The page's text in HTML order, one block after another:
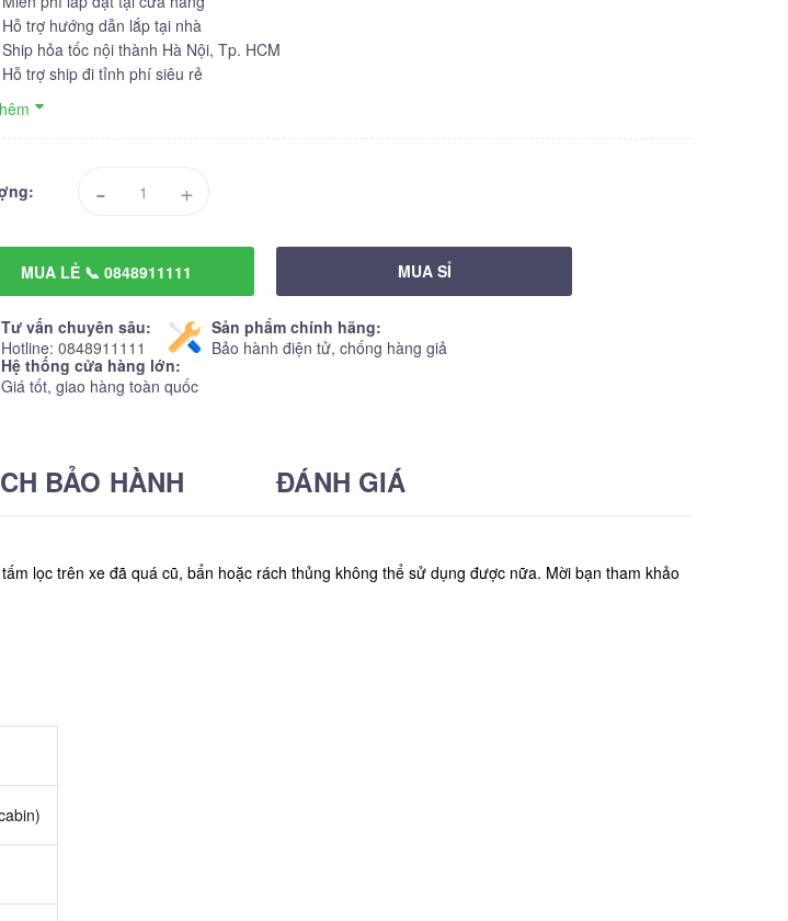
Hỗ trợ hướng dẫn lắp tại nhà
Ship hỏa tốc nội thành Hà Nội, Tp. HCM
Hỗ trợ ship đi tỉnh phí siêu rẻ
- +
MUA LẺ 📞 0848911111 MUA SỈ
Tư vấn chuyên sâu:
Hotline: 0848911111
Sản phẩm chính hãng:
Bảo hành điện tử, chống hàng giả
Hệ thống cửa hàng lớn:
Giá tốt, giao hàng toàn quốc
BẢO HÀNH ĐÁNH GIÁ
lọc trên xe đã quá cũ, bẩn hoặc rách thủng không thể sử dụng được nữa. Mời bạn tham khảo